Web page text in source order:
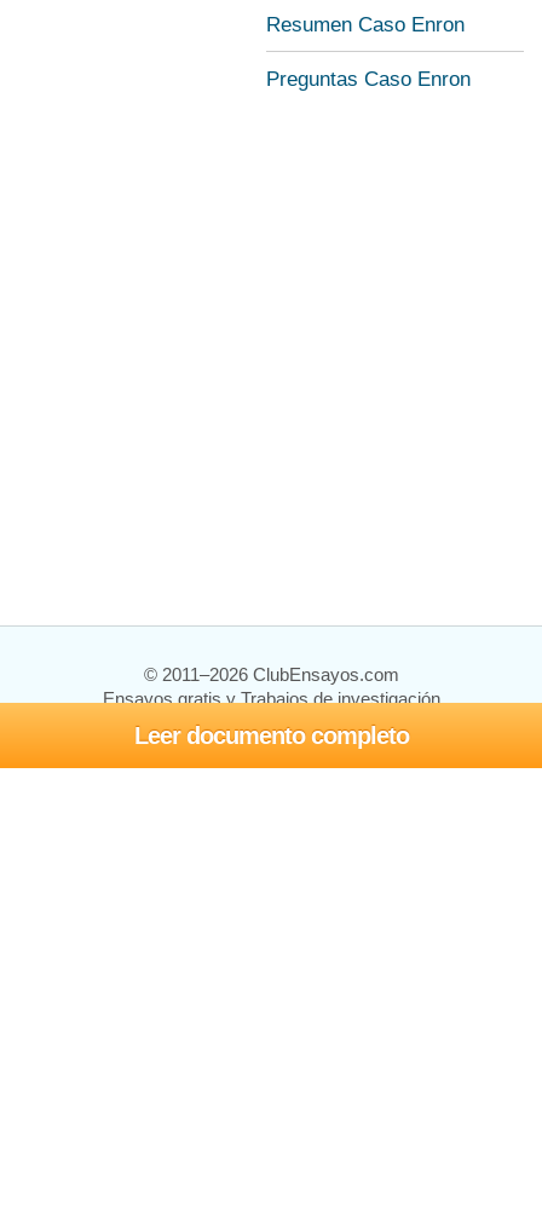
Leer documento completo
Resumen Caso Enron
Preguntas Caso Enron
© 2011–2026 ClubEnsayos.com
Ensayos gratis y Trabajos de investigación